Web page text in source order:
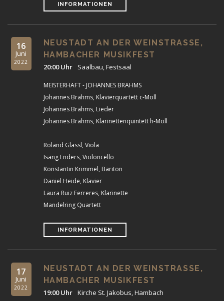
INFORMATIONEN
16
Juni
2022
NEUSTADT AN DER WEINSTRASSE, H
AMBACHER MUSIKFEST
20:00 Uhr Saalbau, Festsaal
MEISTERHAFT - JOHANNES BRAHMS
Johannes Brahms, Klavierquartett c-Moll
Johannes Brahms, Lieder
Johannes Brahms, Klarinettenquintett h-Moll
Roland Glassl, Viola
Isang Enders, Violoncello
Konstantin Krimmel, Bariton
Daniel Heide, Klavier
Laura Ruiz Ferreres, Klarinette
Mandelring Quartett
INFORMATIONEN
17
Juni
2022
NEUSTADT AN DER WEINSTRASSE, H
AMBACHER MUSIKFEST
19:00 Uhr Kirche St. Jakobus, Hambach